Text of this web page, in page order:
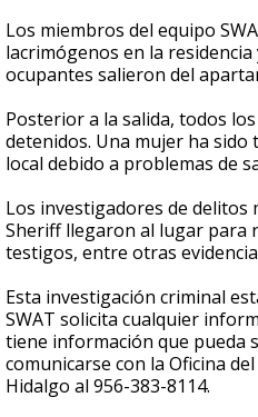
Los miembros del equipo
lacrimógenos en la
ocupantes salieron del
Posterior a la salida, todos
detenidos. Una mujer ha
local debido a problemas de
Los investigadores de delitos
Sheriff llegaron al lugar para
testigos, entre otras
Esta investigación criminal
SWAT solicita cualquier
tiene información que pueda
comunicarse con la Oficina
Hidalgo al 956-383-8114.